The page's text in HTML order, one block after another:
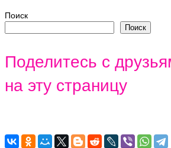
Поиск
Поиск
Поделитесь с
на эту страницу